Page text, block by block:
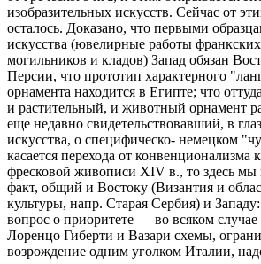
изобразительных искусств. Сейчас от
осталось. Доказано, что первыми
искусства (ювелирные работы
могильников и кладов) Запад обязан
Персии, что прототип характерного
орнамента находится в Египте; что
и растительный, и животный орнамент
еще недавно свидетельствовавший, в
искусства, о специфическо- немецком
касается перехода от конвенционализма
фресковой живописи XIV в., то здесь
факт, общий и Востоку (Византия и
культуры, напр. Старая Сербия) и
вопрос о приоритете — во всяком
Лоренцо Гиберти и Вазари схемы,
возрождение одним уголком Италии,